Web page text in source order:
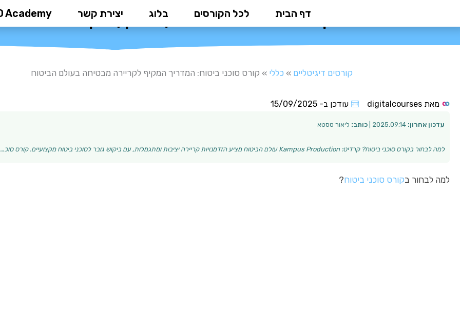
דף הבית לכל הקורסים בלוג יצירת קשר Academyקורס סוכני ביטוח: המדריך המקיף לקריירה
קורסים דיגיטליים » כללי » קורס סוכני ביטוח: המדריך המקיף לקריירה מבטיחה בעולם הביטוח
מאת עודכן ב- 15/09/2025
עדכון אחרון: כותב: ליאור טסטא
למה לבחור בקורס סוכני ביטוח? קרדיט: Kampus Production עולם הביטוח מציע הזדמנויות קריירה יציבות ומתגמלות, עם ביקוש גובר לסוכני ביטוח מקצועיים. קורס סוכ…
למה לבחור בקורס סוכני ביטוח?